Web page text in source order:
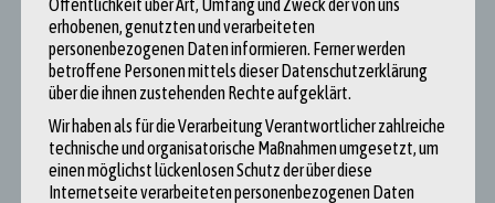
Post
navigation
Lydia Lauer (Jahrgang 2018)
Öffentlichkeit über Art, Umfang und Zweck der von uns
erhobenen, genutzten und verarbeiteten
personenbezogenen Daten informieren. Ferner werden
betroffene Personen mittels dieser Datenschutzerklärung
über die ihnen zustehenden Rechte aufgeklärt.
Wir haben als für die Verarbeitung Verantwortlicher zahlreiche
technische und organisatorische Maßnahmen umgesetzt, um
einen möglichst lückenlosen Schutz der über diese
Internetseite verarbeiteten personenbezogenen Daten